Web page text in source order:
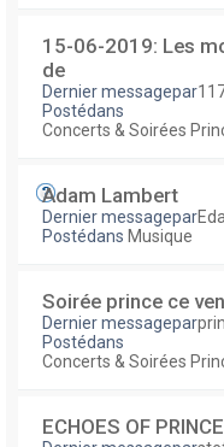
15-06-2019: Les
de
Dernier messagepar
Postédans
Concerts & Soirées
Adam Lambert
Dernier messagepar
Postédans Musique
Soirée prince ce
Dernier messagepar
Postédans
Concerts & Soirées
ECHOES OF